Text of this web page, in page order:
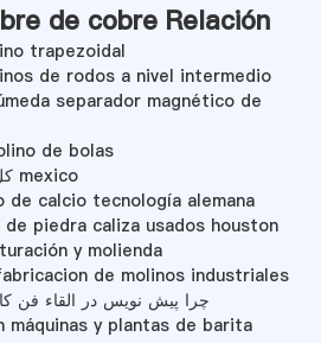
de cobre Relación
trapezoidal
de rodos a nivel intermedio
separador magnético de
de bolas
کل قیمت سنگ شکن ماشین mexico
de calcio tecnología alemana
piedra caliza usados houston
y molienda
de molinos industriales
چرا پیش نویس در القاء فن
máquinas y plantas de barita